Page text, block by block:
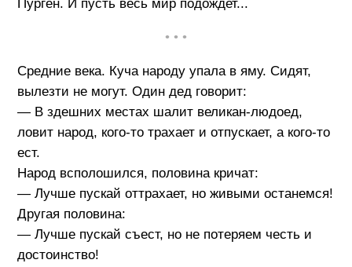
Пурген. И пусть весь мир подождет...
• • •
Средние века. Куча народу упала в яму. Сидят,
вылезти не могут. Один дед говорит:
— В здешних местах шалит великан-людоед,
ловит народ, кого-то трахает и отпускает, а кого-то
ест.
Народ всполошился, половина кричат:
— Лучше пускай оттрахает, но живыми останемся!
Другая половина:
— Лучше пускай съест, но не потеряем честь и
достоинство!